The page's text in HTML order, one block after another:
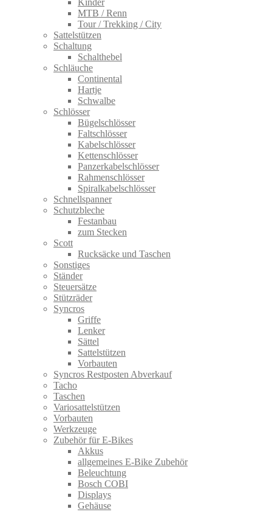
Kinder
MTB / Renn
Tour / Trekking / City
Sattelstützen
Schaltung
Schalthebel
Schläuche
Continental
Hartje
Schwalbe
Schlösser
Bügelschlösser
Faltschlösser
Kabelschlösser
Kettenschlösser
Panzerkabelschlösser
Rahmenschlösser
Spiralkabelschlösser
Schnellspanner
Schutzbleche
Festanbau
zum Stecken
Scott
Rucksäcke und Taschen
Sonstiges
Ständer
Steuersätze
Stützräder
Syncros
Griffe
Lenker
Sättel
Sattelstützen
Vorbauten
Syncros Restposten Abverkauf
Tacho
Taschen
Variosattelstützen
Vorbauten
Werkzeuge
Zubehör für E-Bikes
Akkus
allgemeines E-Bike Zubehör
Beleuchtung
Bosch COBI
Displays
Gehäuse